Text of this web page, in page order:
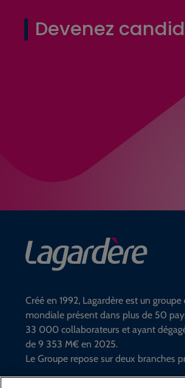
Devenez
Créé en 1992, Lagardère est un
mondiale présent dans plus de 50
33 000 collaborateurs et ayant
de 9 353 M€ en 2025.
Le Groupe repose sur deux branches